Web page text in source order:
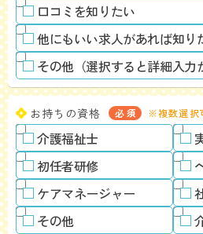
口コミを知りたい
他にもいい求人があれば知り
その他（選択すると詳細入力
お持ちの資格 ※複数選択
介護福祉士
初任者研修
ケアマネージャー
その他